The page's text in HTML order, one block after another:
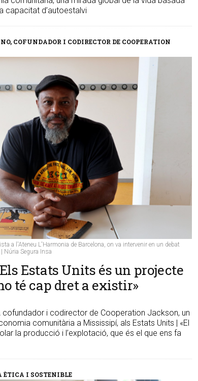
capacitat d’autoestalvi
COFUNDADOR I CODIRECTOR DE COOPERATION
a l'Ateneu L'Harmonia de Barcelona, on va intervenir en un debat
Núria Segura Insa
Estats Units és un projecte
té cap dret a existir»
cofundador i codirector de Cooperation Jackson, un
comunitària a Mississipí, als Estats Units | «El
la producció i l’explotació, que és el que ens fa
I SOSTENIBLE